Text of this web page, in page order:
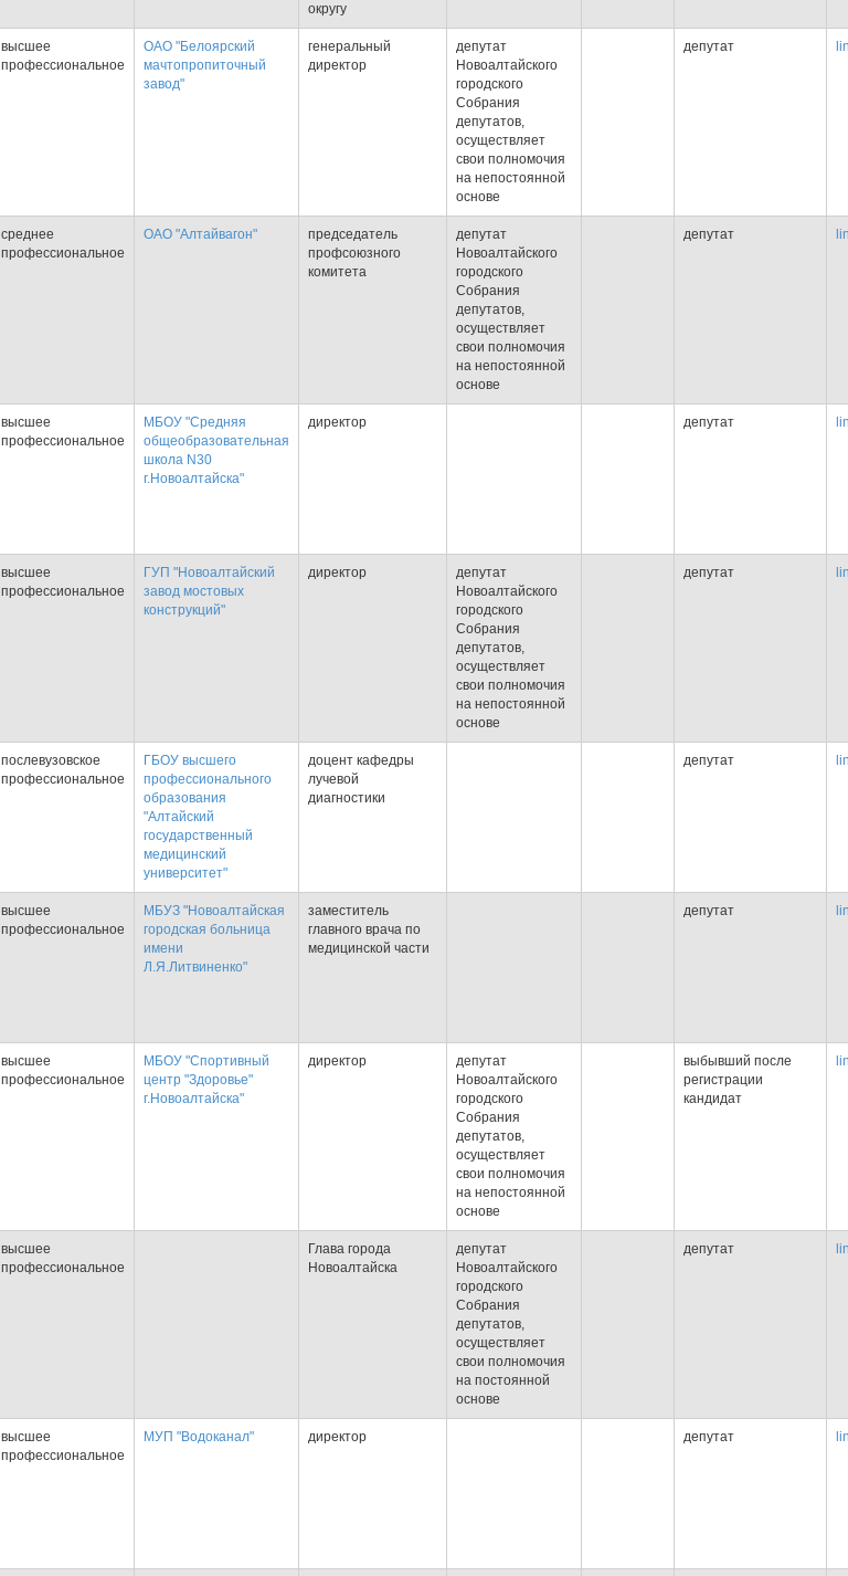
округу
высшее
профессиональное
ОАО "Белоярский
мачтопропиточный
завод"
генеральный
директор
депутат
Новоалтайского
городского
Собрания
депутатов,
осуществляет
свои полномочия
на непостоянной
основе
депутат
среднее
профессиональное
ОАО "Алтайвагон"
председатель
профсоюзного
комитета
депутат
Новоалтайского
городского
Собрания
депутатов,
осуществляет
свои полномочия
на непостоянной
основе
депутат
высшее
профессиональное
МБОУ "Средняя
общеобразовательная
школа N30
г.Новоалтайска"
директор депутат
высшее
профессиональное
ГУП "Новоалтайский
завод мостовых
конструкций"
директор
депутат
Новоалтайского
городского
Собрания
депутатов,
осуществляет
свои полномочия
на непостоянной
основе
депутат
послевузовское
профессиональное
ГБОУ высшего
профессионального
образования
"Алтайский
государственный
медицинский
университет"
доцент кафедры
лучевой
диагностики
депутат
высшее
профессиональное
МБУЗ "Новоалтайская
городская больница
имени
Л.Я.Литвиненко"
заместитель
главного врача по
медицинской части
депутат
высшее
профессиональное
МБОУ "Спортивный
центр "Здоровье"
г.Новоалтайска"
директор
депутат
Новоалтайского
городского
Собрания
депутатов,
осуществляет
свои полномочия
на непостоянной
основе
выбывший после
регистрации
кандидат
высшее
профессиональное
Глава города
Новоалтайска
депутат
Новоалтайского
городского
Собрания
депутатов,
осуществляет
свои полномочия
на постоянной
основе
депутат
высшее
профессиональное
МУП "Водоканал" директор депутат